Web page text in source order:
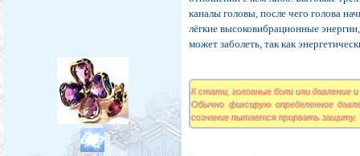
каналы головы, после чего голова
лёгкие высоковибрационные
может заболеть, так как
К стати, головные боли или давление
Обычно фиксирую определенное
сознание пытается прорвать защиту.